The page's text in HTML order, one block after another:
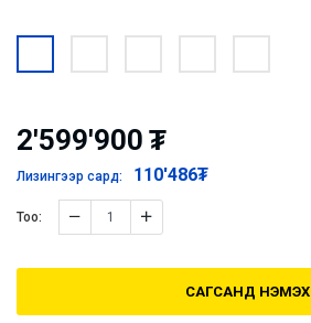
2'599'900 ₮
Лизингээр сард: 110'486₮
Тоо:
САГСАНД НЭМЭХ